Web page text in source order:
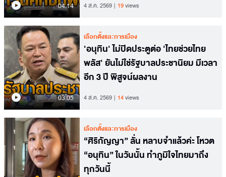
04.14 4 ส.ค. 2569 19views
03.05
เลือกตั้งและการเมือง
'อนุทิน' ไม่ปิดประตูต่อ 'ไทยช่วยไทย
พลัส' ยันไม่ใช่รัฐบาลประชานิยม มีเวลา
อีก 3 ปี พิสูจน์ผลงาน
4 ส.ค. 2569 14views
เลือกตั้งและการเมือง
“ศิริกัญญา” ลั่น หลาบจำแล้วค่ะ โหวต
“อนุทิน” ในวันนั้น ทำภูมิใจไทยมาถึง
ทุกวันนี้